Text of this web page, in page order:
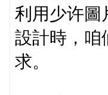
利用少许圖
設計時，咱
求。